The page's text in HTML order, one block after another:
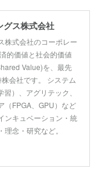
グス株式会社
株式会社のコーポレー
的価値と社会的価値
Value)を、最先
会社です。 システム
）、アグリテック、
（FPGA、GPU）など
ンキュベーション・統
念・研究など。